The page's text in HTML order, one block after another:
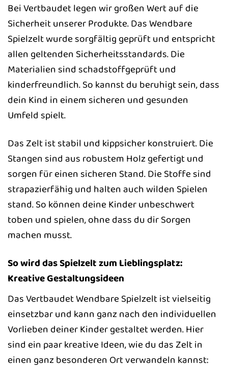
Bei Vertbaudet legen wir großen Wert auf die
Sicherheit unserer Produkte. Das Wendbare
Spielzelt wurde sorgfältig geprüft und entspricht
allen geltenden Sicherheitsstandards. Die
Materialien sind schadstoffgeprüft und
kinderfreundlich. So kannst du beruhigt sein, dass
dein Kind in einem sicheren und gesunden
Umfeld spielt.
Das Zelt ist stabil und kippsicher konstruiert. Die
Stangen sind aus robustem Holz gefertigt und
sorgen für einen sicheren Stand. Die Stoffe sind
strapazierfähig und halten auch wilden Spielen
stand. So können deine Kinder unbeschwert
toben und spielen, ohne dass du dir Sorgen
machen musst.
So wird das Spielzelt zum Lieblingsplatz:
Kreative Gestaltungsideen
Das Vertbaudet Wendbare Spielzelt ist vielseitig
einsetzbar und kann ganz nach den individuellen
Vorlieben deiner Kinder gestaltet werden. Hier
sind ein paar kreative Ideen, wie du das Zelt in
einen ganz besonderen Ort verwandeln kannst: